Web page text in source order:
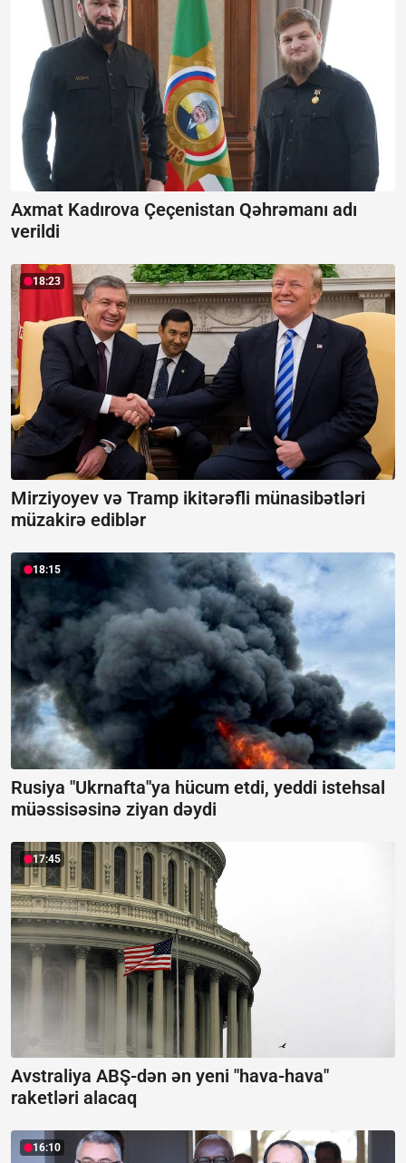
Axmat Kadırova Çeçenistan Qəhrəmanı adı
verildi
18:23
Mirziyoyev və Tramp ikitərəfli münasibətləri
müzakirə ediblər
18:15
Rusiya "Ukrnafta"ya hücum etdi, yeddi istehsal
müəssisəsinə ziyan dəydi
17:45
Avstraliya ABŞ-dən ən yeni "hava-hava"
raketləri alacaq
16:10